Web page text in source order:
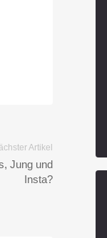
Artikel
Jung und
Insta?